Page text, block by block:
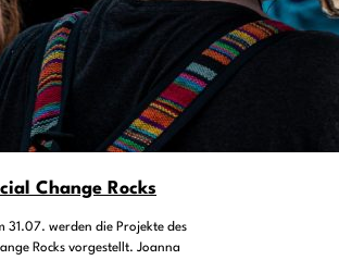
Change Rocks
31.07. werden die Projekte des
Rocks vorgestellt. Joanna